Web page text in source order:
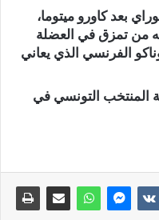
بعد كاورو ميتوما،
من تمزق في العضلة
الفرنسي الذي يعاني
المنتخب التونسي في